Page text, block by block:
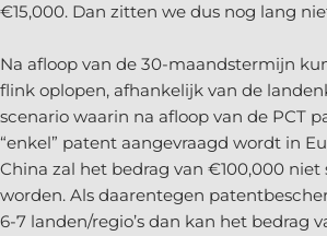
€15,000. Dan zitten we dus nog lang
Na afloop van de 30-maandstermijn
flink oplopen, afhankelijk van de
scenario waarin na afloop van de PCT
“enkel” patent aangevraagd wordt in
China zal het bedrag van €100,000 niet
worden. Als daarentegen
6-7 landen/regio’s dan kan het bedrag